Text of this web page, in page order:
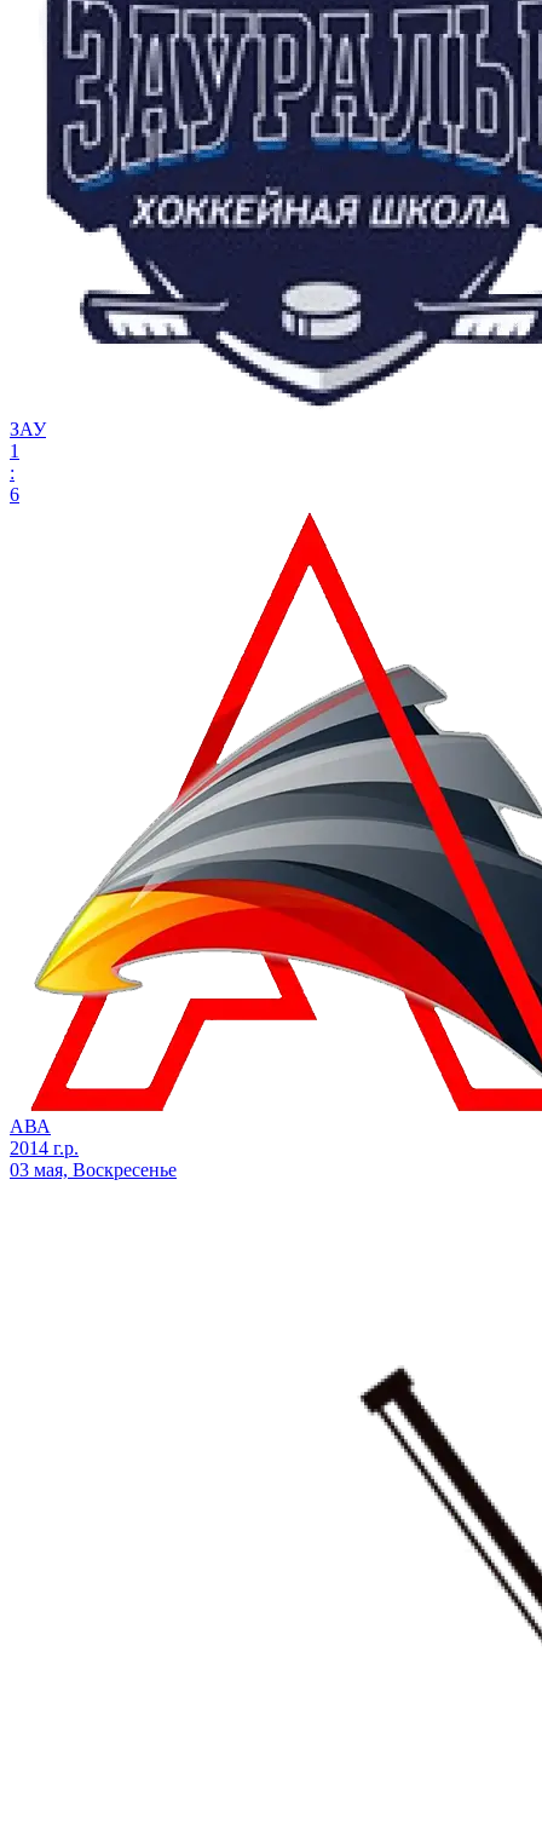
ЗАУ
1
:
6
АВА
2014 г.р.
03 мая, Воскресенье